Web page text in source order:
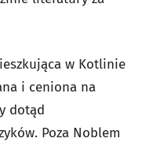
w Kotlinie
i ceniona na
dotąd
Poza Noblem